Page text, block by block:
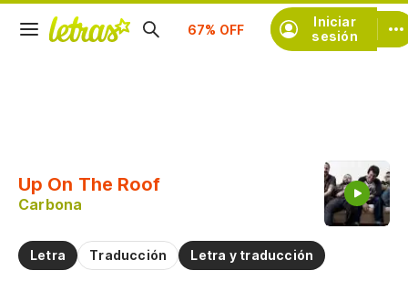
Iniciar
sesión
Suscríbete
Up On The Roof
Carbona
Letra Traducción Letra y traducción
Practicar la pronunciación de